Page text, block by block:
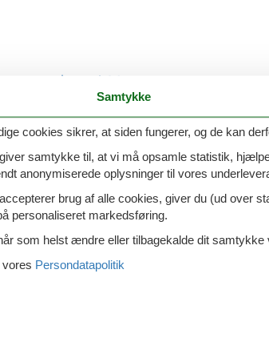
i Namur
i Wallonien
i Liege
Samtykke
cookies sikrer, at siden fungerer, og de kan
samtykke til, at vi må opsamle statistik,
anonymiserede oplysninger til vores
brug af alle cookies, giver du (ud over
personaliseret markedsføring.
som helst ændre eller tilbagekalde dit samtykke
vores Persondatapolitik